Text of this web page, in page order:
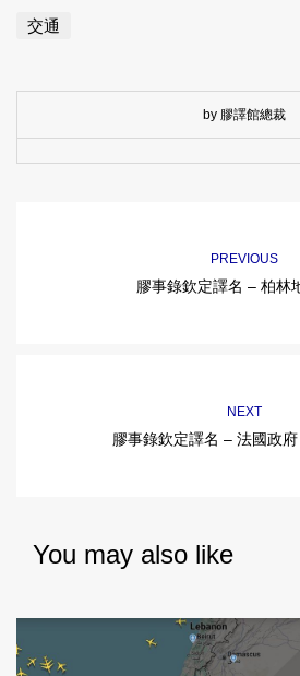
交通
by 膠譯館總裁
PREVIOUS
膠事錄欽定譯名 – 柏林
NEXT
膠事錄欽定譯名 – 法國政
You may also like